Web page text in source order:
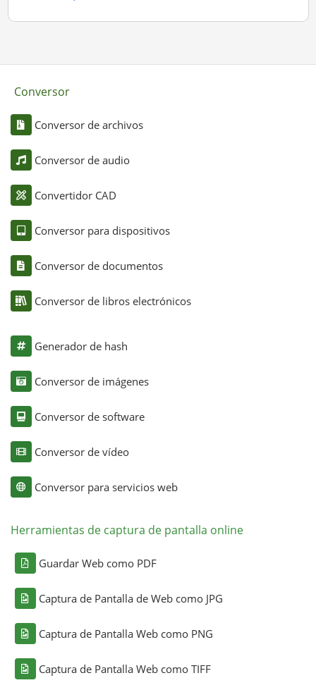
Conversor
Conversor de archivos
Conversor de audio
Convertidor CAD
Conversor para dispositivos
Conversor de documentos
Conversor de libros electrónicos
Generador de hash
Conversor de imágenes
Conversor de software
Conversor de vídeo
Conversor para servicios web
Herramientas de captura de pantalla online
Guardar Web como PDF
Captura de Pantalla de Web como JPG
Captura de Pantalla Web como PNG
Captura de Pantalla Web como TIFF